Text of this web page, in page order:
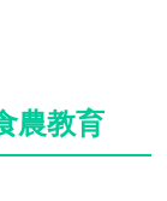
農教育